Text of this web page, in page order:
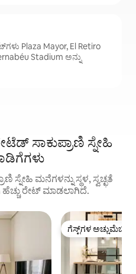
Plaza Mayor, El Retiro
Stadium ಅನ್ನು
ಸಾಕುಪ್ರಾಣಿ ಸ್ನೇಹಿ
ಸ್ನೇಹಿ ಮನೆಗಳನ್ನು ಸ್ಥಳ, ಸ್ವಚ್ಛತೆ
ಹೆಚ್ಚು ರೇಟ್ ಮಾಡಲಾಗಿದೆ.
ಗೆಸ್ಟ್‌ಗಳ
ಗೆಸ್ಟ್‌ಗಳ